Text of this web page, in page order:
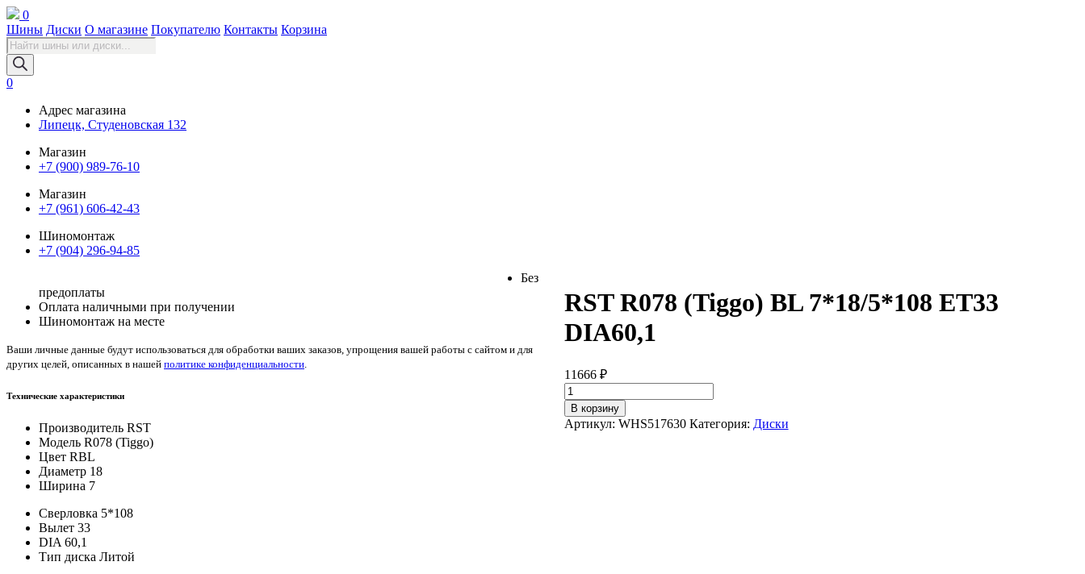
0
Шины Диски О магазине Покупателю Контакты Корзина
Поиск
товаров
0
Адрес магазина
Липецк, Студеновская 132
Магазин
+7 (900) 989-76-10
Магазин
+7 (961) 606-42-43
Шиномонтаж
+7 (904) 296-94-85
RST R078 (Tiggo) BL 7*18/5*108 ET33
DIA60,1
11666 ₽
Количество
товара
RST
R078
В корзину
Артикул: WHS517630 Категория: Диски
Без
предоплаты
Оплата наличными при получении
Шиномонтаж на месте
Ваши личные данные будут использоваться для обработки ваших заказов, упрощения вашей работы с сайтом и для
других целей, описанных в нашей политике конфиденциальности.
Технические характеристики
Производитель RST
Модель R078 (Tiggo)
Цвет RBL
Диаметр 18
Ширина 7
Сверловка 5*108
Вылет 33
DIA 60,1
Тип диска Литой